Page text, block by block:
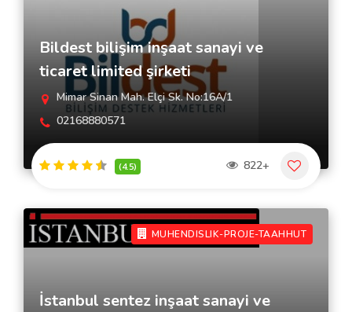
Bildest bilişim inşaat sanayi ve
ticaret limited şirketi
Mimar Sinan Mah. Elçi Sk. No:16A/1
02168880571
(4.5) 822+
MUHENDISLIK-PROJE-TAAHHUT
İstanbul sentez inşaat sanayi ve